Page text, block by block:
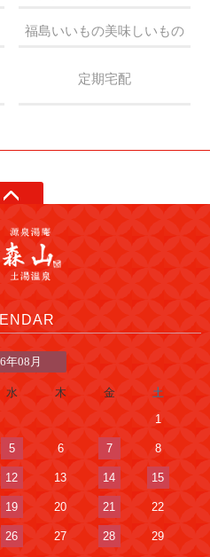
福島いいもの美味しいもの
定期宅配
年08月
水 木 金
土
1
5 6 7 8
12 13 14 15
19 20 21 22
26 27 28 29